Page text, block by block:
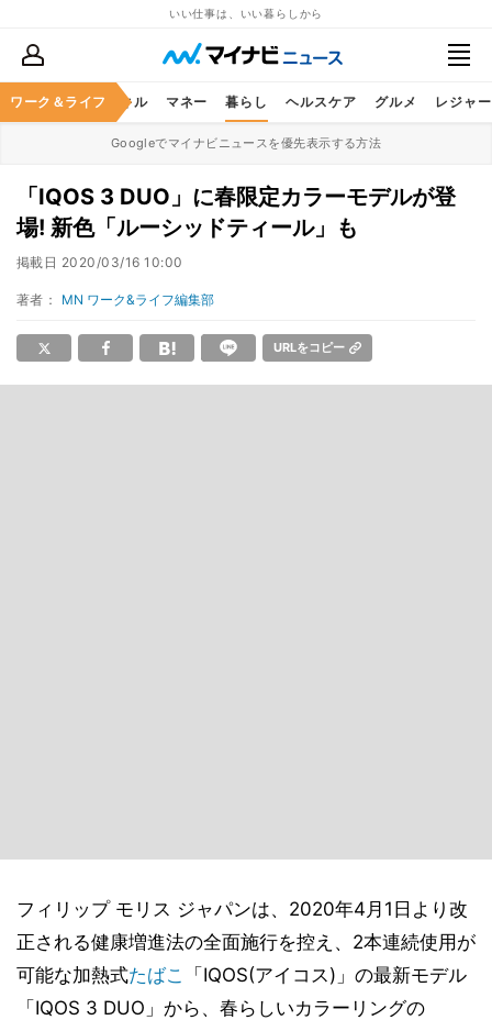
いい仕事は、いい暮らしから
ワーク＆ライフ
ア ビジネススキル マネー 暮らし ヘルスケア グルメ レジャー
Googleでマイナビニュースを優先表示する方法
「IQOS 3 DUO」に春限定カラーモデルが登
場! 新色「ルーシッドティール」も
掲載日 2020/03/16 10:00
著者： MN ワーク&ライフ編集部
URLをコピー
フィリップ モリス ジャパンは、2020年4月1日より改
正される健康増進法の全面施行を控え、2本連続使用が
可能な加熱式たばこ
「IQOS(アイコス)」の最新モデル
「IQOS 3 DUO」から、春らしいカラーリングの